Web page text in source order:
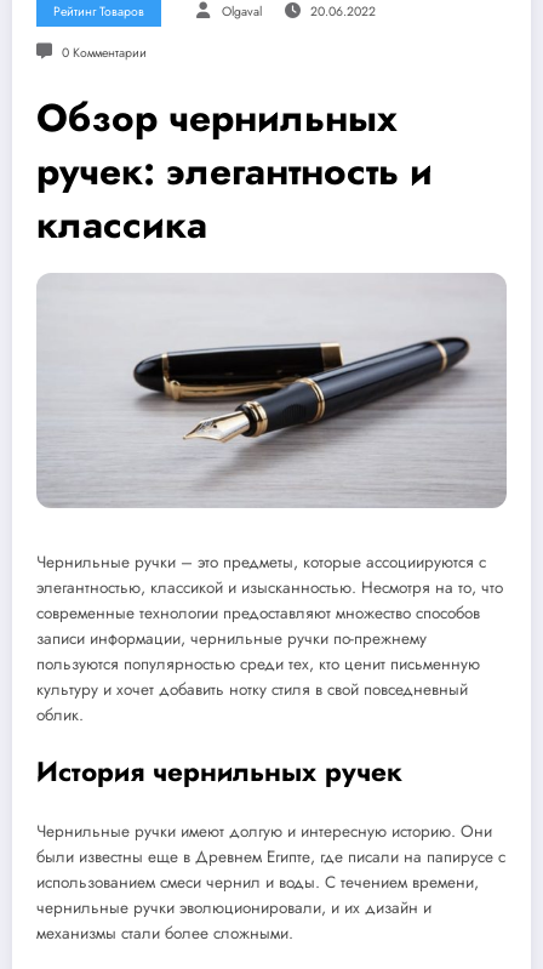
Рейтинг Товаров Olgaval 20.06.2022
0 Комментарии
Обзор чернильных
ручек: элегантность и
классика
Чернильные ручки – это предметы, которые ассоциируются с
элегантностью, классикой и изысканностью. Несмотря на то, что
современные технологии предоставляют множество способов
записи информации, чернильные ручки по-прежнему
пользуются популярностью среди тех, кто ценит письменную
культуру и хочет добавить нотку стиля в свой повседневный
облик.
История чернильных ручек
Чернильные ручки имеют долгую и интересную историю. Они
были известны еще в Древнем Египте, где писали на папирусе с
использованием смеси чернил и воды. С течением времени,
чернильные ручки эволюционировали, и их дизайн и
механизмы стали более сложными.